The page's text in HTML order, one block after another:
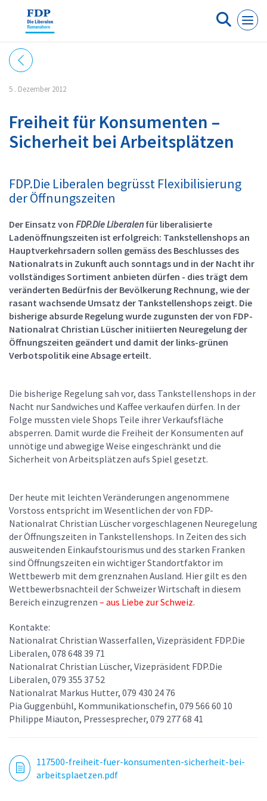
5 . Dezember 2012
Freiheit für Konsumenten –
Sicherheit bei Arbeitsplätzen
FDP.Die Liberalen begrüsst Flexibilisierung
der Öffnungszeiten
Der Einsatz von FDP.Die Liberalenfür liberalisierte
Ladenöffnungszeiten ist erfolgreich: Tankstellenshops an
Hauptverkehrsadern sollen gemäss des Beschlusses des
Nationalrats in Zukunft auch sonntags und in der Nacht ihr
vollständiges Sortiment anbieten dürfen - dies trägt dem
veränderten Bedürfnis der Bevölkerung Rechnung, wie der
rasant wachsende Umsatz der Tankstellenshops zeigt. Die
bisherige absurde Regelung wurde zugunsten der von FDP-
Nationalrat Christian Lüscher initiierten Neuregelung der
Öffnungszeiten geändert und damit der links-grünen
Verbotspolitik eine Absage erteilt.
Die bisherige Regelung sah vor, dass Tankstellenshops in der
Nacht nur Sandwiches und Kaffee verkaufen dürfen. In der
Folge mussten viele Shops Teile ihrer Verkaufsfläche
absperren. Damit wurde die Freiheit der Konsumenten auf
unnötige und abwegige Weise eingeschränkt und die
Sicherheit von Arbeitsplätzen aufs Spiel gesetzt.
Der heute mit leichten Veränderungen angenommene
Vorstoss entspricht im Wesentlichen der von FDP-
Nationalrat Christian Lüscher vorgeschlagenen Neuregelung
der Öffnungszeiten in Tankstellenshops. In Zeiten des sich
ausweitenden Einkaufstourismus und des starken Franken
sind Öffnungszeiten ein wichtiger Standortfaktor im
Wettbewerb mit dem grenznahen Ausland. Hier gilt es den
Wettbewerbsnachteil der Schweizer Wirtschaft in diesem
Bereich einzugrenzen – aus Liebe zur Schweiz.
Kontakte:
Nationalrat Christian Wasserfallen, Vizepräsident FDP.Die
Liberalen, 078 648 39 71
Nationalrat Christian Lüscher, Vizepräsident FDP.Die
Liberalen, 079 355 37 52
Nationalrat Markus Hutter, 079 430 24 76
Pia Guggenbühl, Kommunikationschefin, 079 566 60 10
Philippe Miauton, Pressesprecher, 079 277 68 41
117500-freiheit-fuer-konsumenten-sicherheit-bei-
arbeitsplaetzen.pdf
Cookie-Einstellungen